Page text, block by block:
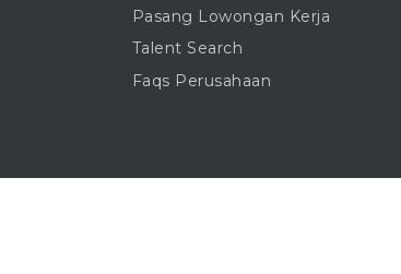
Pasang Lowongan Kerja
Talent Search
Faqs Perusahaan